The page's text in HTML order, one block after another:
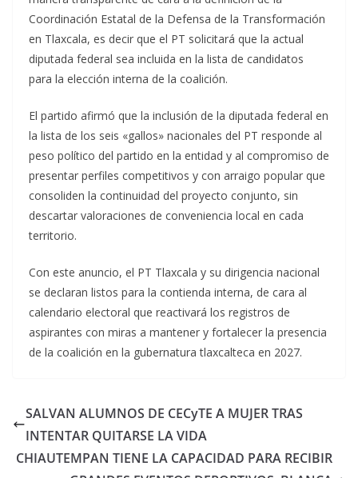
Coordinación Estatal de la Defensa de la Transformación
en Tlaxcala, es decir que el PT solicitará que la actual
diputada federal sea incluida en la lista de candidatos
para la elección interna de la coalición.
El partido afirmó que la inclusión de la diputada federal en
la lista de los seis «gallos» nacionales del PT responde al
peso político del partido en la entidad y al compromiso de
presentar perfiles competitivos y con arraigo popular que
consoliden la continuidad del proyecto conjunto, sin
descartar valoraciones de conveniencia local en cada
territorio.
Con este anuncio, el PT Tlaxcala y su dirigencia nacional
se declaran listos para la contienda interna, de cara al
calendario electoral que reactivará los registros de
aspirantes con miras a mantener y fortalecer la presencia
de la coalición en la gubernatura tlaxcalteca en 2027.
SALVAN ALUMNOS DE CECyTE A MUJER TRAS
INTENTAR QUITARSE LA VIDA
CHIAUTEMPAN TIENE LA CAPACIDAD PARA RECIBIR